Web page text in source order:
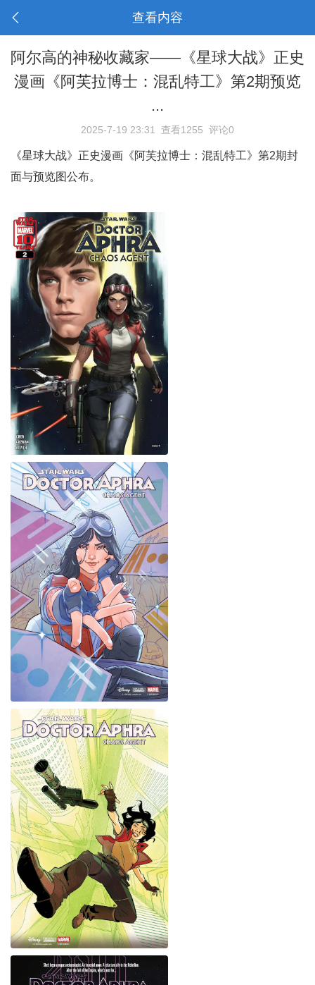
查看内容
阿尔高的神秘收藏家——《星球大战》正史
漫画《阿芙拉博士：混乱特工》第2期预览
...
2025-7-19 23:31 查看1255 评论0
《星球大战》正史漫画《阿芙拉博士：混乱特工》第2期封
面与预览图公布。